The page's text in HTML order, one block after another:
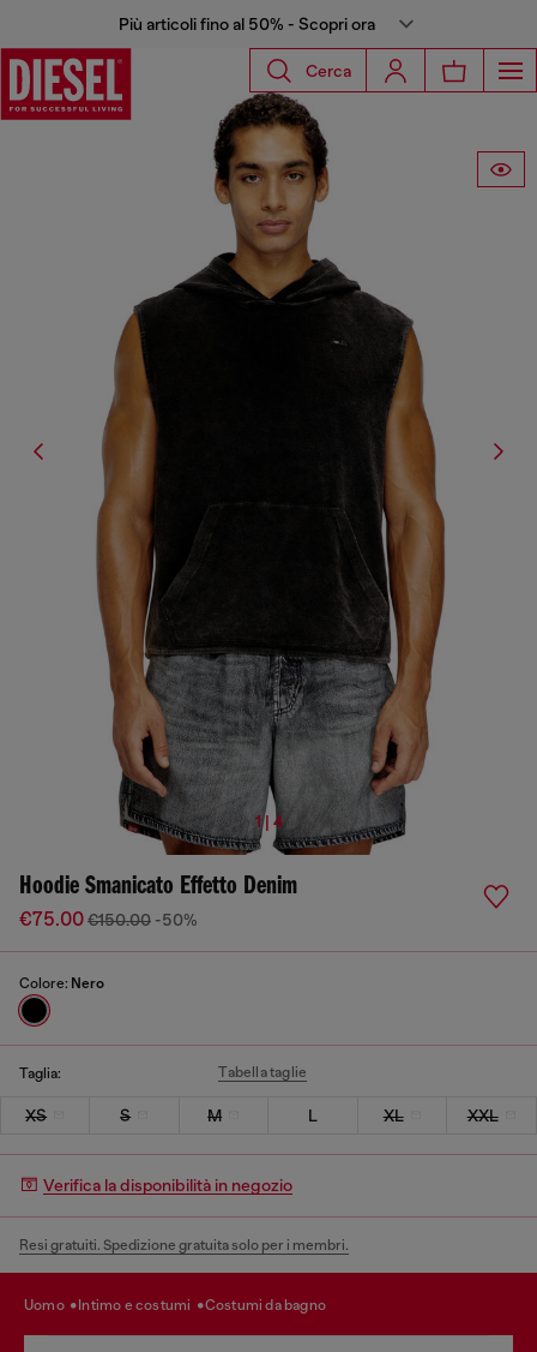
Più articoli fino al 50% - Scopri ora
Cerca
1 | 4
Hoodie Smanicato Effetto Denim
€75.00€150.00 -50%
Colore: Nero
Taglia: Tabella taglie
XS S M L XL XXL
Verifica la disponibilità in negozio
Resi gratuiti. Spedizione gratuita solo per i membri.
uomo intimo e costumi costumi da bagno